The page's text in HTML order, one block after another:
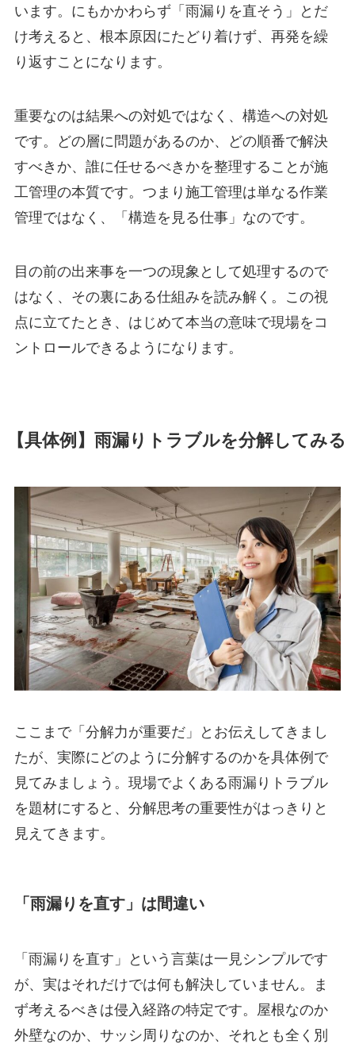
います。にもかかわらず「雨漏りを直そう」とだ
け考えると、根本原因にたどり着けず、再発を繰
り返すことになります。
重要なのは結果への対処ではなく、構造への対処
です。どの層に問題があるのか、どの順番で解決
すべきか、誰に任せるべきかを整理することが施
工管理の本質です。つまり施工管理は単なる作業
管理ではなく、「構造を見る仕事」なのです。
目の前の出来事を一つの現象として処理するので
はなく、その裏にある仕組みを読み解く。この視
点に立てたとき、はじめて本当の意味で現場をコ
ントロールできるようになります。
【具体例】雨漏りトラブルを分解してみる
ここまで「分解力が重要だ」とお伝えしてきまし
たが、実際にどのように分解するのかを具体例で
見てみましょう。現場でよくある雨漏りトラブル
を題材にすると、分解思考の重要性がはっきりと
見えてきます。
「雨漏りを直す」は間違い
「雨漏りを直す」という言葉は一見シンプルです
が、実はそれだけでは何も解決していません。ま
ず考えるべきは侵入経路の特定です。屋根なのか
外壁なのか、サッシ周りなのか、それとも全く別